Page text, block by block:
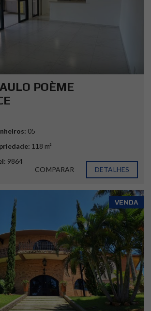
POÈME
05
118 m²
9864
COMPARAR
DETALHES
VENDA